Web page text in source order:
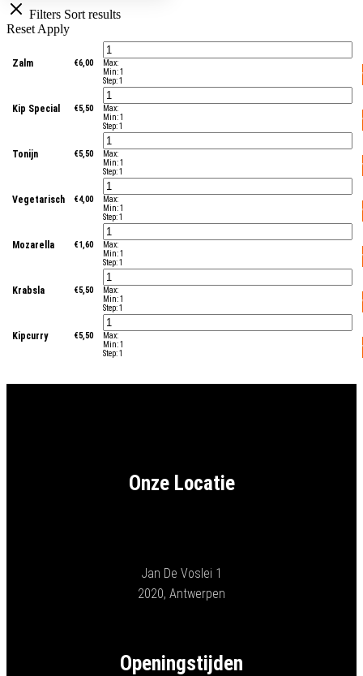
Filters Sort results
Reset Apply
Zalm €6,00
Max:
Min:1
Step:1
Kip Special €5,50
Max:
Min:1
Step:1
Tonijn €5,50
Max:
Min:1
Step:1
Vegetarisch €4,00
Max:
Min:1
Step:1
Mozarella €1,60
Max:
Min:1
Step:1
Krabsla €5,50
Max:
Min:1
Step:1
Kipcurry €5,50
Max:
Min:1
Step:1
Onze Locatie
Jan De Voslei 1
2020, Antwerpen
Openingstijden